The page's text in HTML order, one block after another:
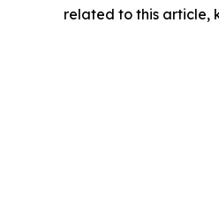
related to this article,